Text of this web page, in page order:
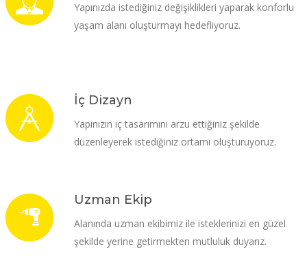
Yapınızda istediğiniz değişiklikleri yaparak konforlu
yaşam alanı oluşturmayı hedefliyoruz.
İç Dizayn
Yapınızın iç tasarımını arzu ettiğiniz şekilde
düzenleyerek istediğiniz ortamı oluşturuyoruz.
Uzman Ekip
Alanında uzman ekibimiz ile isteklerinizi en güzel
şekilde yerine getirmekten mutluluk duyarız.